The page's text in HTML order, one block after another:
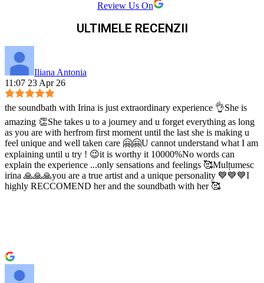
Review Us On
ULTIMELE RECENZII
Iliana Antonia
11:07 23 Apr 26
the soundbath with Irina is just extraordinary experience 👌She is
amazing 👏She takes u to a journey and u forget everything as long
as you are with herfrom first moment until the last she is making u
feel unique and well taken care 🤗🤗U cannot understand what I am
explaining until u try ! 😉it is worthy it 10000%No words can
explain the experience ...only sensations and feelings 🥰Mulțumesc
irina 🙏🙏🙏you are a true artist and a unique personality 💙💙💙I
highly RECCOMEND her and the soundbath with her 🥰